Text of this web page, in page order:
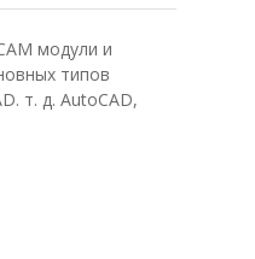
модули и
типов
т. д. AutoCAD,